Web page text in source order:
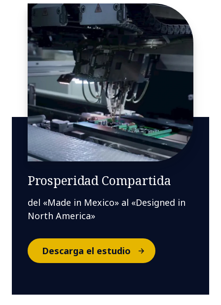
Prosperidad Compartida​
del «Made in Mexico» al «Designed in
North America»​
Descarga el estudio